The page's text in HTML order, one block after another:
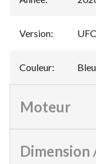
Version:
Couleur:
Moteur
Dimension